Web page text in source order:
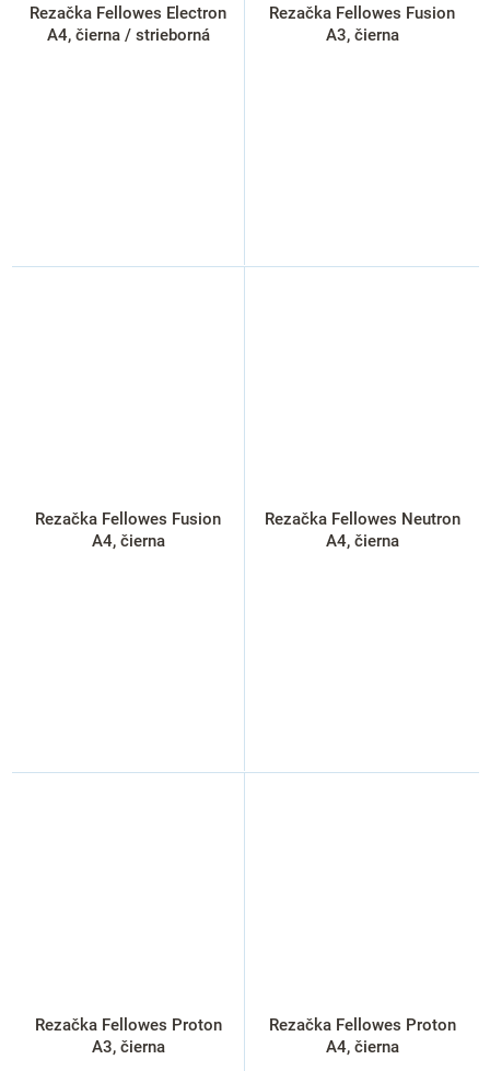
Rezačka Fellowes Electron
A4, čierna / strieborná
Rezačka Fellowes Fusion
A3, čierna
Rezačka Fellowes Fusion
A4, čierna
Rezačka Fellowes Neutron
A4, čierna
Rezačka Fellowes Proton
A3, čierna
Rezačka Fellowes Proton
A4, čierna